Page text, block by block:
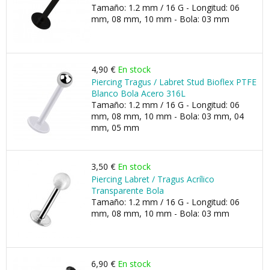
Tamaño: 1.2 mm / 16 G - Longitud: 06
mm, 08 mm, 10 mm - Bola: 03 mm
4,90 € En stock
Piercing Tragus / Labret Stud Bioflex PTFE
Blanco Bola Acero 316L
Tamaño: 1.2 mm / 16 G - Longitud: 06
mm, 08 mm, 10 mm - Bola: 03 mm, 04
mm, 05 mm
3,50 € En stock
Piercing Labret / Tragus Acrílico
Transparente Bola
Tamaño: 1.2 mm / 16 G - Longitud: 06
mm, 08 mm, 10 mm - Bola: 03 mm
6,90 € En stock